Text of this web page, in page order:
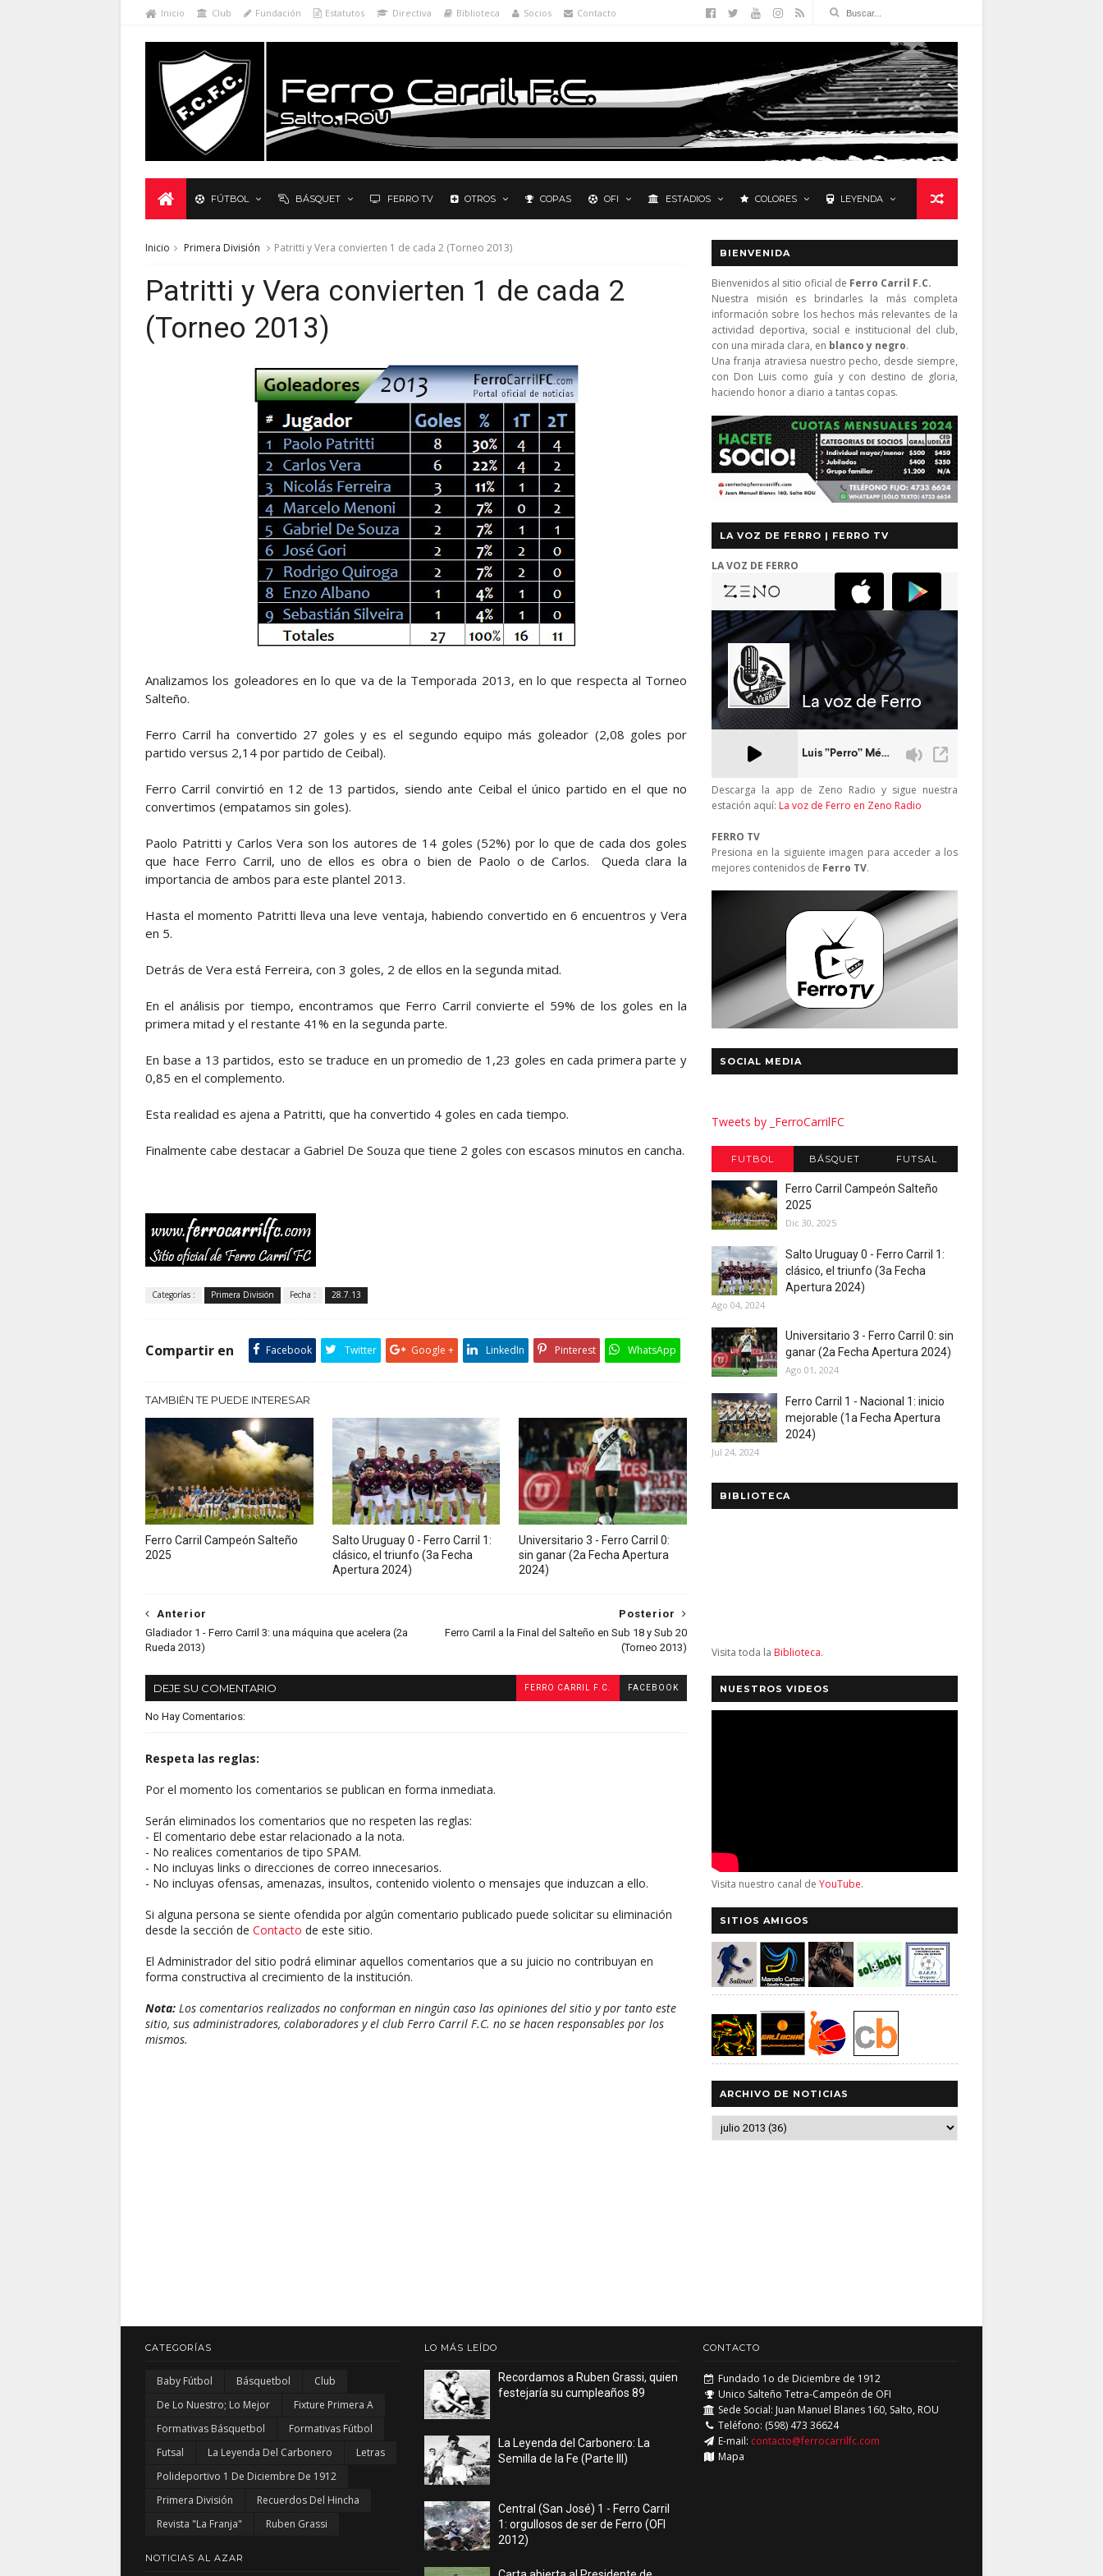
Inicio Club Fundación Estatutos Directiva Biblioteca Socios Contacto
FÚTBOL BÁSQUET FERRO TV OTROS COPAS OFI ESTADIOS COLORES LEYENDA
Inicio Primera División Patritti y Vera convierten 1 de cada 2 (Torneo 2013)
Patritti y Vera convierten 1 de cada 2
(Torneo 2013)
Analizamos los goleadores en lo que va de la Temporada 2013, en lo que respecta al Torneo
Salteño.
Ferro Carril ha convertido 27 goles y es el segundo equipo más goleador (2,08 goles por
partido versus 2,14 por partido de Ceibal).
Ferro Carril convirtió en 12 de 13 partidos, siendo ante Ceibal el único partido en el que no
convertimos (empatamos sin goles).
Paolo Patritti y Carlos Vera son los autores de 14 goles (52%) por lo que de cada dos goles
que hace Ferro Carril, uno de ellos es obra o bien de Paolo o de Carlos. Queda clara la
importancia de ambos para este plantel 2013.
Hasta el momento Patritti lleva una leve ventaja, habiendo convertido en 6 encuentros y Vera
en 5.
Detrás de Vera está Ferreira, con 3 goles, 2 de ellos en la segunda mitad.
En el análisis por tiempo, encontramos que Ferro Carril convierte el 59% de los goles en la
primera mitad y el restante 41% en la segunda parte.
En base a 13 partidos, esto se traduce en un promedio de 1,23 goles en cada primera parte y
0,85 en el complemento.
Esta realidad es ajena a Patritti, que ha convertido 4 goles en cada tiempo.
Finalmente cabe destacar a Gabriel De Souza que tiene 2 goles con escasos minutos en cancha.
Categorías : Primera División Fecha : 28.7.13
Compartir en Facebook Twitter Google + LinkedIn Pinterest WhatsApp
TAMBIÉN TE PUEDE INTERESAR
Ferro Carril Campeón Salteño
2025
Salto Uruguay 0 - Ferro Carril 1:
clásico, el triunfo (3a Fecha
Apertura 2024)
Universitario 3 - Ferro Carril 0:
sin ganar (2a Fecha Apertura
2024)
Posterior
Ferro Carril a la Final del Salteño en Sub 18 y Sub 20
(Torneo 2013)
Anterior
Gladiador 1 - Ferro Carril 3: una máquina que acelera (2a
Rueda 2013)
DEJE SU COMENTARIO FERRO CARRIL F.C. FACEBOOK
No Hay Comentarios:
Respeta las reglas:
Por el momento los comentarios se publican en forma inmediata.
Serán eliminados los comentarios que no respeten las reglas:
- El comentario debe estar relacionado a la nota.
- No realices comentarios de tipo SPAM.
- No incluyas links o direcciones de correo innecesarios.
- No incluyas ofensas, amenazas, insultos, contenido violento o mensajes que induzcan a ello.
Si alguna persona se siente ofendida por algún comentario publicado puede solicitar su eliminación
desde la sección de Contacto de este sitio.
El Administrador del sitio podrá eliminar aquellos comentarios que a su juicio no contribuyan en
forma constructiva al crecimiento de la institución.
Nota: Los comentarios realizados no conforman en ningún caso las opiniones del sitio y por tanto este
sitio, sus administradores, colaboradores y el club Ferro Carril F.C. no se hacen responsables por los
mismos.
BIENVENIDA
Bienvenidos al sitio oficial de Ferro Carril F.C.
Nuestra misión es brindarles la más completa
información sobre los hechos más relevantes de la
actividad deportiva, social e institucional del club,
con una mirada clara, en blanco y negro.
Una franja atraviesa nuestro pecho, desde siempre,
con Don Luis como guía y con destino de gloria,
haciendo honor a diario a tantas copas.
LA VOZ DE FERRO | FERRO TV
LA VOZ DE FERRO
Descarga la app de Zeno Radio y sigue nuestra
estación aquí: La voz de Ferro en Zeno Radio
FERRO TV
Presiona en la siguiente imagen para acceder a los
mejores contenidos de Ferro TV.
SOCIAL MEDIA
Tweets by _FerroCarrilFC
FUTBOL BÁSQUET FUTSAL
Ferro Carril Campeón Salteño
2025
Dic 30, 2025
Salto Uruguay 0 - Ferro Carril 1:
clásico, el triunfo (3a Fecha
Apertura 2024)
Ago 04, 2024
Universitario 3 - Ferro Carril 0: sin
ganar (2a Fecha Apertura 2024)
Ago 01, 2024
Ferro Carril 1 - Nacional 1: inicio
mejorable (1a Fecha Apertura
2024)
Jul 24, 2024
BIBLIOTECA
Visita toda la Biblioteca.
NUESTROS VIDEOS
Visita nuestro canal de YouTube.
SITIOS AMIGOS
ARCHIVO DE NOTICIAS
CATEGORÍAS
Baby Fútbol Básquetbol
Club
De Lo Nuestro; Lo Mejor
Fixture Primera A
Formativas Básquetbol
Formativas Fútbol
Futsal
La Leyenda Del Carbonero
Letras
Polideportivo 1 De Diciembre De 1912
Primera División
Recuerdos Del Hincha
Revista "La Franja"
Ruben Grassi
NOTICIAS AL AZAR
LO MÁS LEÍDO
Recordamos a Ruben Grassi, quien
festejaría su cumpleaños 89
La Leyenda del Carbonero: La
Semilla de la Fe (Parte III)
Central (San José) 1 - Ferro Carril
1: orgullosos de ser de Ferro (OFI
2012)
CONTACTO
Fundado 1o de Diciembre de 1912
Unico Salteño Tetra-Campeón de OFI
Sede Social: Juan Manuel Blanes 160, Salto, ROU
Teléfono: (598) 473 36624
E-mail: contacto@ferrocarrilfc.com
Mapa